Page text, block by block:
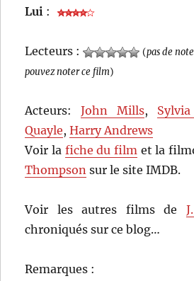
Lui :
Lecteurs : (pas de
pouvez noter ce film)
Acteurs:John Mills,
Quayle,Harry Andrews
Voir la fiche du filmet la
Thompson sur le site IMDB.
Voir les autres films de
chroniqués sur ce blog…
Remarques :